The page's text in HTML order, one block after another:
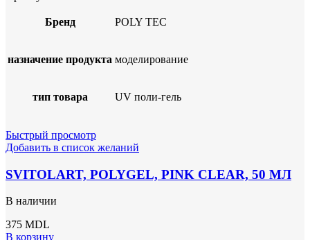
Бренд POLY TEC
назначение продукта моделирование
тип товара UV поли-гель
Быстрый просмотр
Добавить в список желаний
SVITOLART, POLYGEL, PINK CLEAR, 50 МЛ
В наличии
375 MDL
В корзину